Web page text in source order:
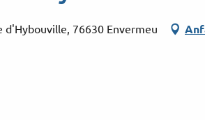
d'Hybouville, 76630 Envermeu